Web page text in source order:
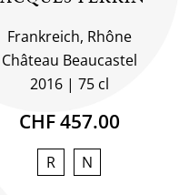
Frankreich, Rhône
Château Beaucastel
2016
75 cl
CHF 457.00
R N